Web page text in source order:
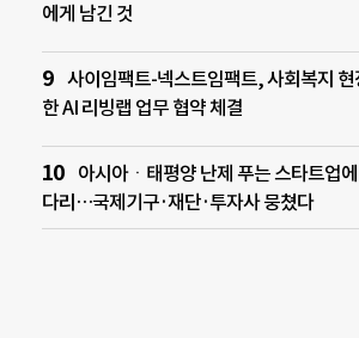
에게 남긴 것
사이임팩트-넥스트임팩트, 사회복지 현
한 AI 리빙랩 업무 협약 체결
아시아ㆍ태평양 난제 푸는 스타트업
다리…국제기구·재단·투자사 뭉쳤다